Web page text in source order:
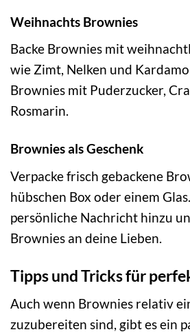
Weihnachts Brownies
Backe Brownies mit
wie Zimt, Nelken und
Brownies mit Puderzucker,
Rosmarin.
Brownies als Geschenk
Verpacke frisch gebackene
hübschen Box oder einem
persönliche Nachricht hinzu
Brownies an deine Lieben.
Tipps und Tricks für
Auch wenn Brownies relativ
zuzubereiten sind, gibt es ein